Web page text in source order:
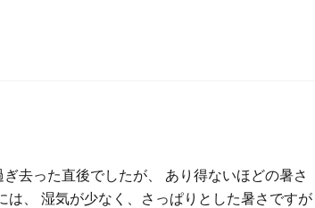
去った直後でしたが、 あり得ないほどの暑さ
は、 湿気が少なく、さっぱりとした暑さですが